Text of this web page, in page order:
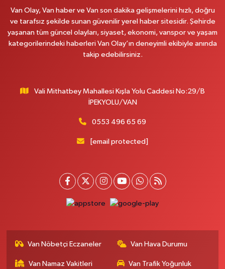
0 (531) 621 69 65 Yol Tarifi Al
Onay Eczanesi
Yenı Derman Eczanesi
Akdamar Hastanesi Acil yanı. İpekyolu. Hatuniye mahallesi terzioğlu, Eski
Yol Tarifi Al
Hayat Eczanesi
Kışla Mah.Çınarlı Cad.1038 Sk.No:93 3-4
0 (432) 354 37 36 Yol Tarifi Al
Van Olay, Van haber ve Van son dakika gelişmelerini hızlı, doğru
ve tarafsız şekilde sunan güvenilir yerel haber sitesidir. Şehirde
yaşanan tüm güncel olayları, siyaset, ekonomi, vanspor ve yaşam
kategorilerindeki haberleri Van Olay’ın deneyimli ekibiyle anında
takip edebilirsiniz.
Vali Mithatbey Mahallesi Kışla Yolu Caddesi No:29/B
İPEKYOLU/VAN
0553 496 65 69
[email protected]
Van Nöbetçi Eczaneler Van Hava Durumu
Van Namaz Vakitleri Van Trafik Yoğunluk